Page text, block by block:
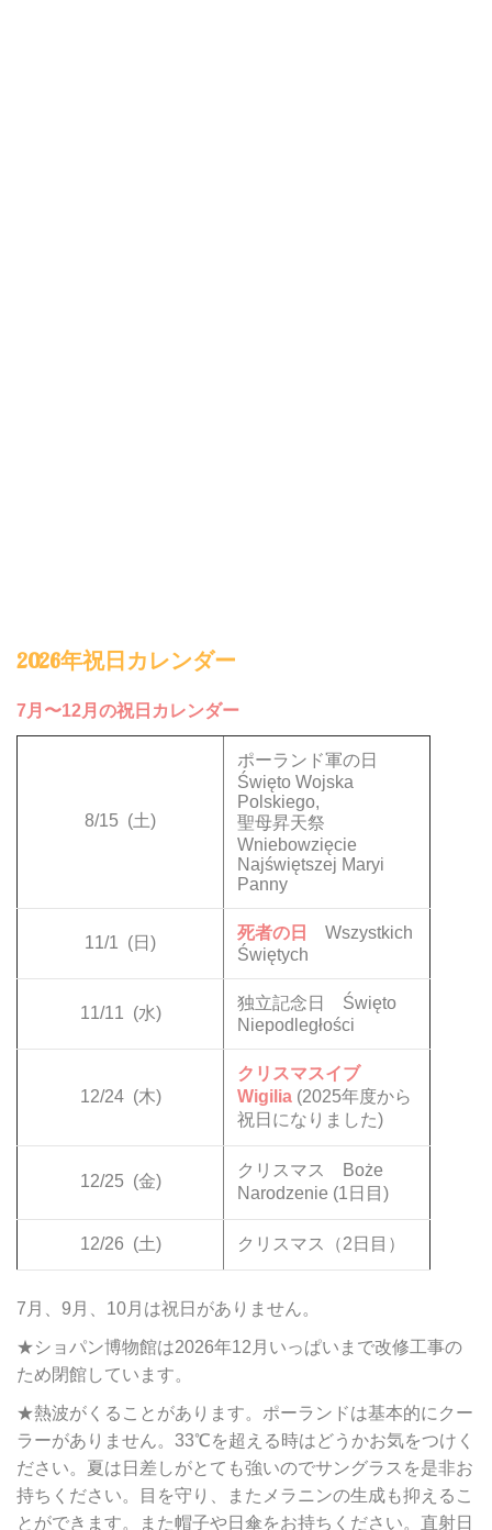
2026年祝日カレンダー
7月〜12月の祝日カレンダー
8/15 (土)
ポーランド軍の日
Święto Wojska
Polskiego,
聖母昇天祭
Wniebowzięcie
Najświętszej Maryi
Panny
11/1 (日)
死者の日
Wszystkich
Świętych
11/11 (水)
独立記念日 Święto
Niepodległości
12/24 (木)
クリスマスイブ
Wigilia (2025年度から
祝日になりました)
12/25 (金)
クリスマス Boże
Narodzenie (1日目)
12/26 (土) クリスマス（2日目）
7月、9月、10月は祝日がありません。
★ショパン博物館は2026年12月いっぱいまで改修工事の
ため閉館しています。
★熱波がくることがあります。ポーランドは基本的にクー
ラーがありません。33℃を超える時はどうかお気をつけく
ださい。夏は日差しがとても強いのでサングラスを是非お
持ちください。目を守り、またメラニンの生成も抑えるこ
とができます。また帽子や日傘をお持ちください。直射日